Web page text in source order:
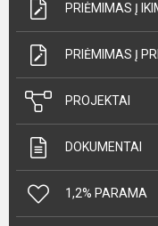
PRIĖMIMAS Į
PRIĖMIMAS Į
PROJEKTAI
DOKUMENTAI
1,2% PARAMA